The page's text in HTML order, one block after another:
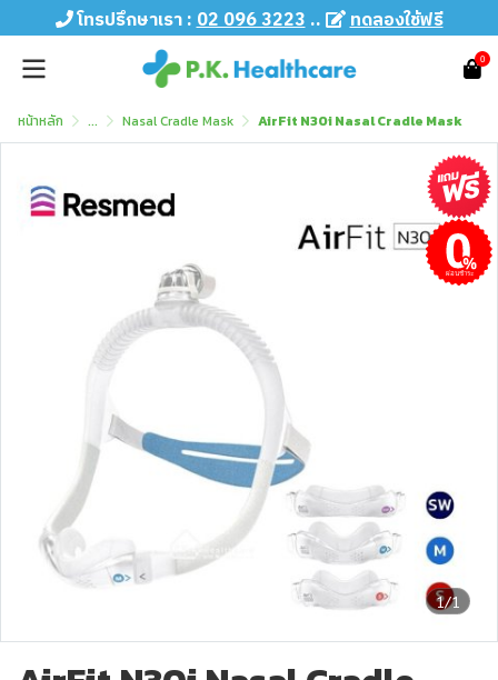
โทรปรึกษาเรา :02 096 3223.. ทดลองใช้ฟรี
0
หน้าหลัก ... Nasal Cradle Mask AirFit N30i Nasal Cradle Mask
1/1
ผ่อนชำระ